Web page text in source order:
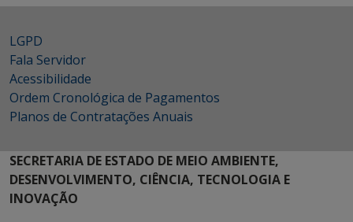
LGPD
Fala Servidor
Acessibilidade
Ordem Cronológica de Pagamentos
Planos de Contratações Anuais
SECRETARIA DE ESTADO DE MEIO AMBIENTE,
DESENVOLVIMENTO, CIÊNCIA, TECNOLOGIA E
INOVAÇÃO